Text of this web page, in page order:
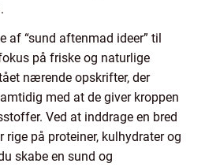
af “sund aftenmad ideer” til
på friske og naturlige
nærende opskrifter, der
med at de giver kroppen
Ved at inddrage en bred
rige på proteiner, kulhydrater og
skabe en sund og